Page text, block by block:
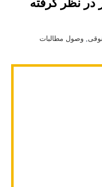
در نظر گرفته
وصول مطالبات